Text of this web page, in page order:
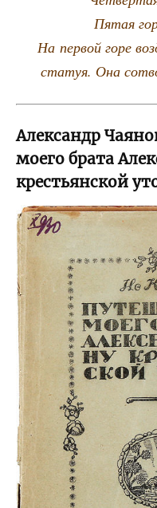
Пятая
На пер­вой горе
ста­туя. Она
Александр
моего брата
крестьянской